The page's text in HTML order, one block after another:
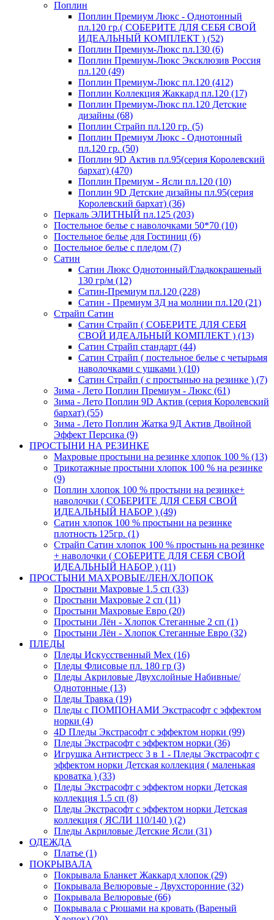
Поплин
Поплин Премиум Люкс - Однотонный
пл.120 гр.( СОБЕРИТЕ ДЛЯ СЕБЯ СВОЙ
ИДЕАЛЬНЫЙ КОМПЛЕКТ ) (52)
Поплин Премиум-Люкс пл.130 (6)
Поплин Премиум-Люкс Эксклюзив Россия
пл.120 (49)
Поплин Премиум-Люкс пл.120 (412)
Поплин Коллекция Жаккард пл.120 (17)
Поплин Премиум-Люкс пл.120 Детские
дизайны (68)
Поплин Страйп пл.120 гр. (5)
Поплин Премиум Люкс - Однотонный
пл.120 гр. (50)
Поплин 9D Актив пл.95(серия Королевский
бархат) (470)
Поплин Премиум - Ясли пл.120 (10)
Поплин 9D Детские дизайны пл.95(серия
Королевский бархат) (36)
Перкаль ЭЛИТНЫЙ пл.125 (203)
Постельное белье с наволочками 50*70 (10)
Постельное белье для Гостиниц (6)
Постельное белье с пледом (7)
Сатин
Сатин Люкс Однотонный/Гладкокрашеный
130 гр/м (12)
Сатин-Премиум пл.120 (228)
Сатин - Премиум 3Д на молнии пл.120 (21)
Страйп Сатин
Сатин Страйп ( СОБЕРИТЕ ДЛЯ СЕБЯ
СВОЙ ИДЕАЛЬНЫЙ КОМПЛЕКТ ) (13)
Сатин Страйп стандарт (44)
Сатин Страйп ( постельное белье с четырьмя
наволочками с ушками ) (10)
Сатин Страйп ( с простынью на резинке ) (7)
Зима - Лето Поплин Премиум - Люкс (61)
Зима - Лето Поплин 9D Актив (серия Королевский
бархат) (55)
Зима - Лето Поплин Жатка 9Д Актив Двойной
Эффект Персика (9)
ПРОСТЫНИ НА РЕЗИНКЕ
Махровые простыни на резинке хлопок 100 % (13)
Трикотажные простыни хлопок 100 % на резинке
(9)
Поплин хлопок 100 % простыни на резинке+
наволочки ( СОБЕРИТЕ ДЛЯ СЕБЯ СВОЙ
ИДЕАЛЬНЫЙ НАБОР ) (49)
Сатин хлопок 100 % простыни на резинке
плотность 125гр. (1)
Страйп Сатин хлопок 100 % простынь на резинке
+ наволочки ( СОБЕРИТЕ ДЛЯ СЕБЯ СВОЙ
ИДЕАЛЬНЫЙ НАБОР ) (11)
ПРОСТЫНИ МАХРОВЫЕ/ЛЕН/ХЛОПОК
Простыни Махровые 1.5 сп (33)
Простыни Махровые 2 сп (11)
Простыни Махровые Евро (20)
Простыни Лён - Хлопок Стеганные 2 сп (1)
Простыни Лён - Хлопок Стеганные Евро (32)
ПЛЕДЫ
Пледы Искусственный Мех (16)
Пледы Флисовые пл. 180 гр (3)
Пледы Акриловые Двухслойные Набивные/
Однотонные (13)
Пледы Травка (19)
Пледы с ПОМПОНАМИ Экстрасофт с эффектом
норки (4)
4D Пледы Экстрасофт с эффектом норки (99)
Пледы Экстрасофт с эффектом норки (36)
Игрушка Антистресс 3 в 1 - Пледы Экстрасофт с
эффектом норки Детская коллекция ( маленькая
кроватка ) (33)
Пледы Экстрасофт с эффектом норки Детская
коллекция 1.5 сп (8)
Пледы Экстрасофт с эффектом норки Детская
коллекция ( ЯСЛИ 110/140 ) (2)
Пледы Акриловые Детские Ясли (31)
ОДЕЖДА
Платье (1)
ПОКРЫВАЛА
Покрывала Бланкет Жаккард хлопок (29)
Покрывала Велюровые - Двухсторонние (32)
Покрывала Велюровые (66)
Покрывала с Рюшами на кровать (Вареный